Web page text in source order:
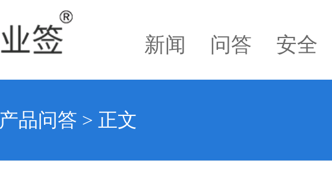
新闻 问答 安全
产品问答 > 正文